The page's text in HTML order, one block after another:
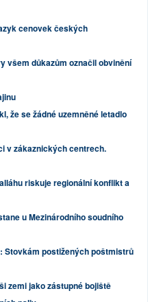
cenovek českých
všem důkazům označil obvinění
že se žádné uzemněné letadlo
v zákaznických centrech.
riskuje regionální konflikt a
u Mezinárodního soudního
Stovkám postižených poštmistrů
zemi jako zástupné bojiště